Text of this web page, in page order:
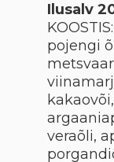
Ilusalv
pojengi
veraõli,